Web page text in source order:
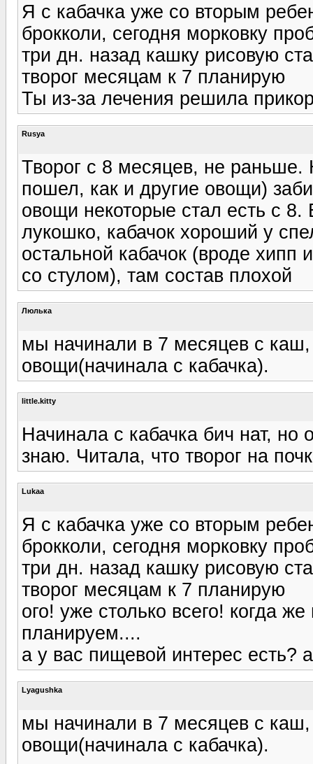
Я с кабачка уже со вторым
брокколи, сегодня морковку
три дн. назад кашку рисовую
творог месяцам к 7 планирую
Ты из-за лечения решила
Rusya
Творог с 8 месяцев, не раньше.
пошел, как и другие овощи)
овощи некоторые стал есть с
лукошко, кабачок хороший у
остальной кабачок (вроде
со стулом), там состав плохой
Люлька
мы начинали в 7 месяцев с
овощи(начинала с кабачка).
little.kitty
Начинала с кабачка бич нат, но
знаю. Читала, что творог на
Lukaa
Я с кабачка уже со вторым
брокколи, сегодня морковку
три дн. назад кашку рисовую
творог месяцам к 7 планирую
ого! уже столько всего! когда
планируем....
а у вас пищевой интерес есть?
Lyagushka
мы начинали в 7 месяцев с
овощи(начинала с кабачка).